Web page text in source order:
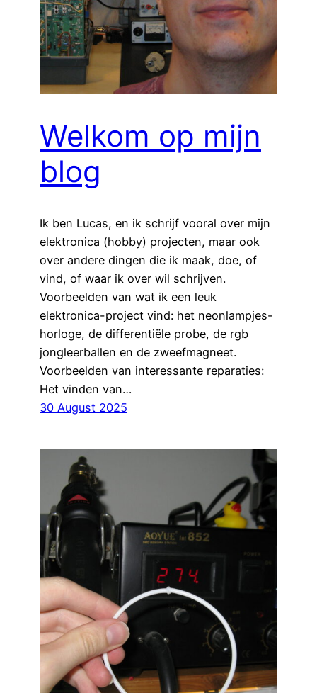
Welkom op mijn
blog
Ik ben Lucas, en ik schrijf vooral over mijn
elektronica (hobby) projecten, maar ook
over andere dingen die ik maak, doe, of
vind, of waar ik over wil schrijven.
Voorbeelden van wat ik een leuk
elektronica-project vind: het neonlampjes-
horloge, de differentiële probe, de rgb
jongleerballen en de zweefmagneet.
Voorbeelden van interessante reparaties:
Het vinden van…
30 August 2025